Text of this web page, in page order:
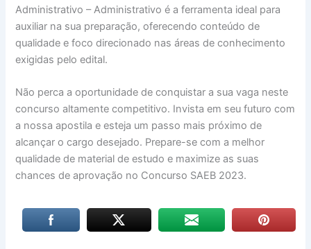
Administrativo – Administrativo é a ferramenta ideal para
auxiliar na sua preparação, oferecendo conteúdo de
qualidade e foco direcionado nas áreas de conhecimento
exigidas pelo edital.
Não perca a oportunidade de conquistar a sua vaga neste
concurso altamente competitivo. Invista em seu futuro com
a nossa apostila e esteja um passo mais próximo de
alcançar o cargo desejado. Prepare-se com a melhor
qualidade de material de estudo e maximize as suas
chances de aprovação no Concurso SAEB 2023.